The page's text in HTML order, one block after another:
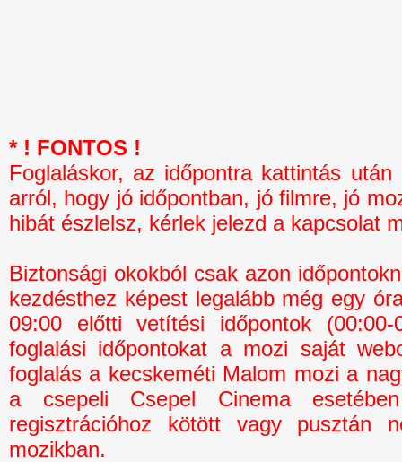
* ! FONTOS !
Foglaláskor, az időpontra kattintás
arról, hogy jó időpontban, jó filmre, jó
hibát észlelsz, kérlek jelezd a kapcsolat
Biztonsági okokból csak azon
kezdésthez képest legalább még egy
09:00 előtti vetítési időpontok
foglalási időpontokat a mozi saját
foglalás a kecskeméti Malom mozi a
a csepeli Csepel Cinema
regisztrációhoz kötött vagy pusztán
mozikban.